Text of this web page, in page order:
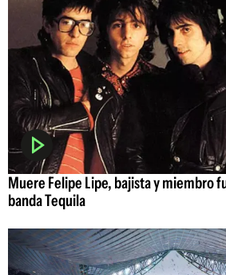
Muere Felipe Lipe, bajista y miembro
banda Tequila